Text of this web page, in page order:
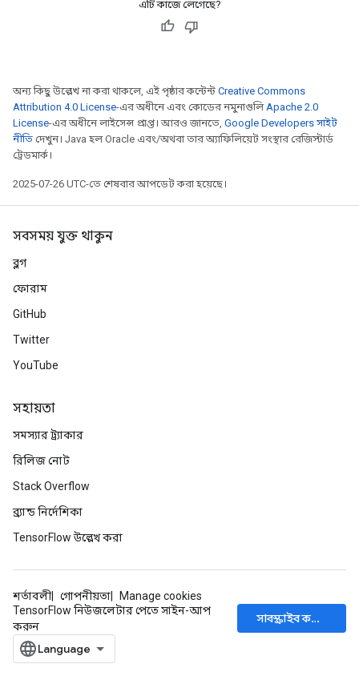
এটি কাজে লেগেছে?
অন্য কিছু উল্লেখ না করা থাকলে, এই পৃষ্ঠার কন্টেন্ট Creative Commons
Attribution 4.0 License-এর অধীনে এবং কোডের নমুনাগুলিApache 2.0
License-এর অধীনে লাইসেন্স প্রাপ্ত। আরও জানতে, Google Developers সাইট
নীতি দেখুন। Java হল Oracle এবং/অথবা তার অ্যাফিলিয়েট সংস্থার রেজিস্টার্ড
ট্রেডমার্ক।
2025-07-26 UTC-তে শেষবার আপডেট করা হয়েছে।
সবসময় যুক্ত থাকুন
ব্লগ
ফোরাম
GitHub
Twitter
YouTube
সহায়তা
সমস্যার ট্র্যাকার
রিলিজ নোট
Stack Overflow
ব্র্যান্ড নির্দেশিকা
TensorFlow উল্লেখ করা
শর্তাবলী গোপনীয়তা
Manage cookies
TensorFlow নিউজলেটার পেতে সাইন-আপ
করুন
সাবস্ক্রাইব করুন